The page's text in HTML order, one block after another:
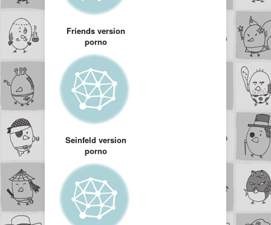
Friends version
porno
Seinfeld version
porno